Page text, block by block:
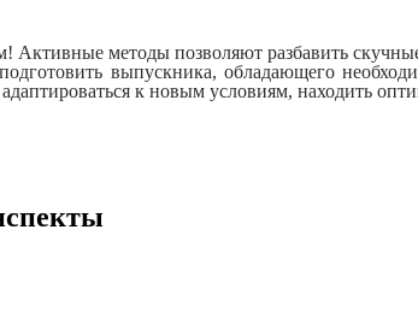
Активные методы позволяют разбавить
выпускника, обладающего
к новым условиям, находить